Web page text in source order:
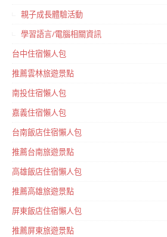
親子成長體驗活動
學習語言/電腦相關資訊
台中住宿懶人包
推薦雲林旅遊景點
南投住宿懶人包
嘉義住宿懶人包
台南飯店住宿懶人包
推薦台南旅遊景點
高雄飯店住宿懶人包
推薦高雄旅遊景點
屏東飯店住宿懶人包
推薦屏東旅遊景點